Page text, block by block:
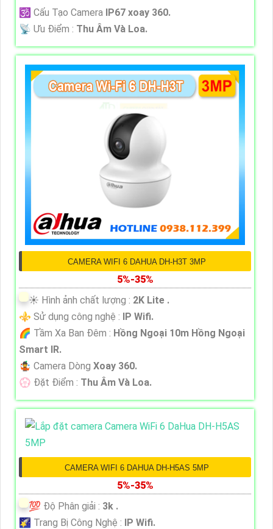
🕉️ Cấu Tạo Camera IP67 xoay 360.
️📡 Ưu Điểm : Thu Âm Và Loa.
CAMERA WIFI 6 DAHUA DH-H3T 3MP
5%-35%
☀️ Hình ảnh chất lượng : 2K Lite .
⚜️ Sử dụng công nghệ : IP Wifi.
🌈 Tầm Xa Ban Đêm : Hồng Ngoại 10m Hồng Ngoại
Smart IR.
🤹 Camera Dòng Xoay 360.
️💮 Đặt Điểm : Thu Âm Và Loa.
CAMERA WIFI 6 DAHUA DH-H5AS 5MP
5%-35%
💯 Độ Phân giải : 3k .
🌠 Trang Bị Công Nghệ : IP Wifi.